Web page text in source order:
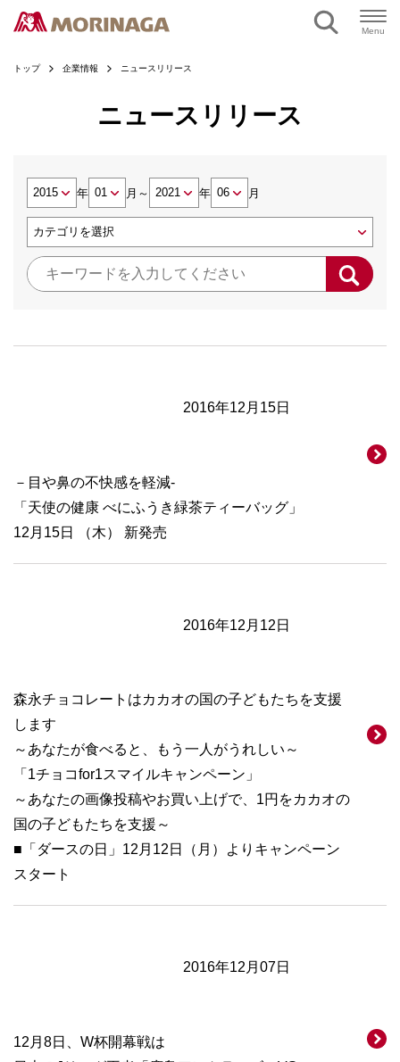
Menu
トップ 企業情報 ニュースリリース
ニュースリリース
年 月 ～ 年 月
2016年12月15日
－目や鼻の不快感を軽減-
「天使の健康 べにふうき緑茶ティーバッグ」
12月15日 （木） 新発売
2016年12月12日
森永チョコレートはカカオの国の子どもたちを支援
します
～あなたが食べると、もう一人がうれしい～
「1チョコfor1スマイルキャンペーン」
～あなたの画像投稿やお買い上げで、1円をカカオの
国の子どもたちを支援～
■「ダースの日」12月12日（月）よりキャンペーン
スタート
2016年12月07日
12月8日、W杯開幕戦は